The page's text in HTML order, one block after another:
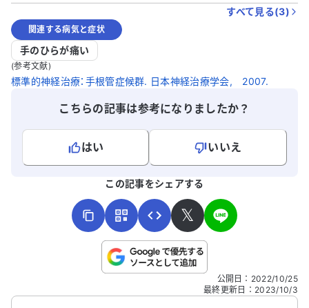
すべて見る(3)
関連する病気と症状
手のひらが痛い
(参考文献)
標準的神経治療：手根管症候群. 日本神経治療学会, 2007.
こちらの記事は参考になりましたか？
はい
いいえ
こちらは送信専用のフォームです。氏名やご自身の病気の詳細な
この記事をシェアする
𝕏
公開日 ： 2022/10/25
最終更新日 ： 2023/10/3